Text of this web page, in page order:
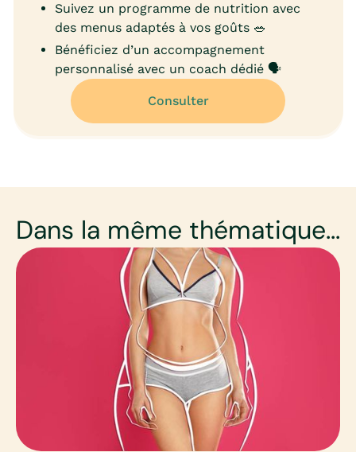
Suivez un programme de nutrition avec
des menus adaptés à vos goûts 🥗
Bénéficiez d’un accompagnement
personnalisé avec un coach dédié 🗣️
Consulter
Dans la même thématique...